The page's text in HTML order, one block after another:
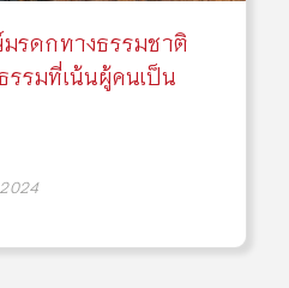
รดกทางธรรมชาติ
รมที่เน้นผู้คนเป็น